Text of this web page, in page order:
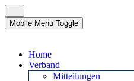
Mobile Menu Toggle
Home
Verband